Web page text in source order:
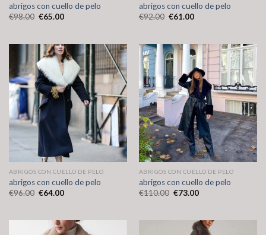
abrigos con cuello de pelo
€98.00 €65.00
abrigos con cuello de pelo
€92.00 €61.00
ABRIGOS CON CUELLO DE PELO
abrigos con cuello de pelo
€96.00 €64.00
ABRIGOS CON CUELLO DE PELO
abrigos con cuello de pelo
€110.00 €73.00